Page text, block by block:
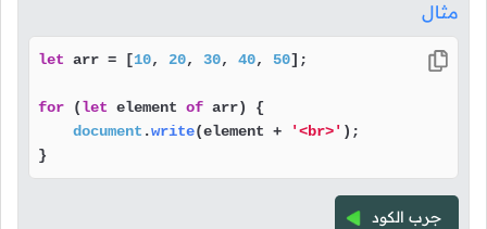
مثال
let arr = [10, 20, 30, 40, 50];
for (let element of arr) {
document .write(element + '<br>' );
}
جرب الكود